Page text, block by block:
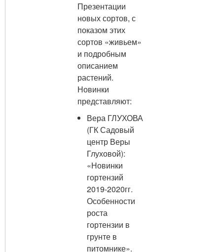
Презентации
новых сортов, с
показом этих
сортов «живьем»
и подробным
описанием
растений.
Новинки
представляют:
Вера ГЛУХОВА
(ГК Садовый
центр Веры
Глуховой):
«Новинки
гортензий
2019-2020гг.
Особенности
роста
гортензии в
грунте в
питомнике».